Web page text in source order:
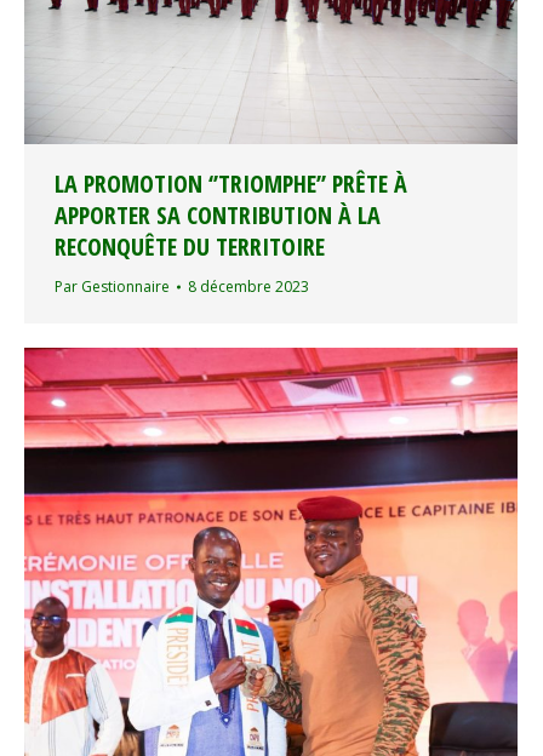
LA PROMOTION ‘’TRIOMPHE’’ PRÊTE À
APPORTER SA CONTRIBUTION À LA
RECONQUÊTE DU TERRITOIRE
Par Gestionnaire 8 décembre 2023